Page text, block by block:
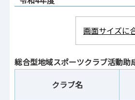
画面サイズに
総合型地域スポーツクラブ活動助
クラブ名